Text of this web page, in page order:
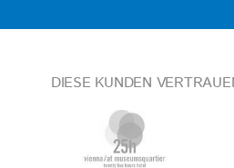
DIESE KUNDEN